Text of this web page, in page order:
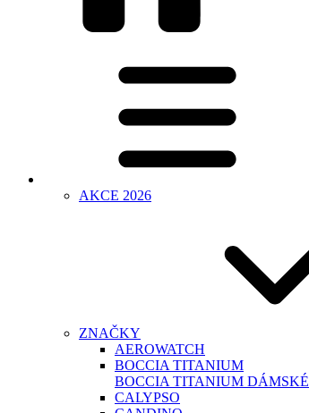
AKCE 2026
ZNAČKY
AEROWATCH
BOCCIA TITANIUM
BOCCIA TITANIUM DÁMSKÉ
CALYPSO